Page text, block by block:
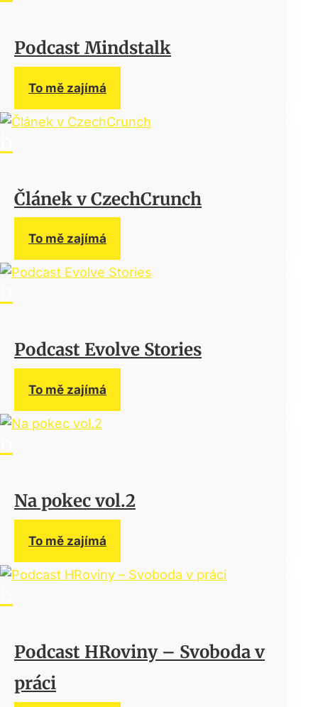
Podcast Mindstalk
To mě zajímá
Článek v CzechCrunch
To mě zajímá
Podcast Evolve Stories
To mě zajímá
Na pokec vol.2
To mě zajímá
Podcast HRoviny – Svoboda v
práci